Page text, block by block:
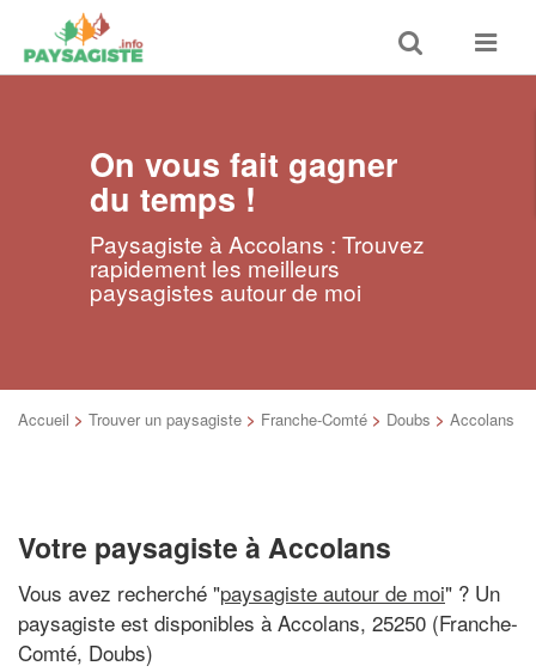
Toggle
search
Toggle
On vous fait gagner
du temps !
Paysagiste à Accolans : Trouvez
rapidement les meilleurs
paysagistes autour de moi
Accueil > Trouver un paysagiste > Franche-Comté > Doubs > Accolans
Votre paysagiste à Accolans
Vous avez recherché "paysagiste autour de moi" ? Un
paysagiste est disponibles à Accolans, 25250 (Franche-
Comté, Doubs)